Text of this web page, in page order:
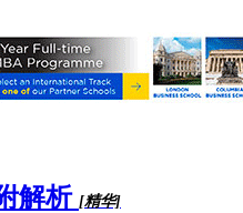
解析 [精华]